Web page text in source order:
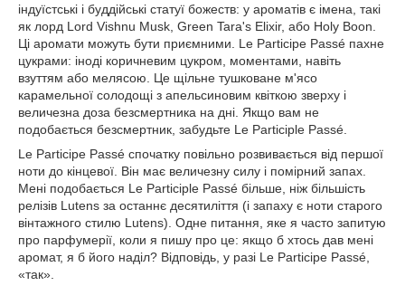
індуїстські і буддійські статуї божеств: у ароматів є імена, такі
як лорд Lord Vishnu Musk, Green Tara's Elixir, або Holy Boon.
Ці аромати можуть бути приємними. Le Participe Passé пахне
цукрами: іноді коричневим цукром, моментами, навіть
взуттям або мелясою. Це щільне тушковане м'ясо
карамельної солодощі з апельсиновим квіткою зверху і
величезна доза безсмертника на дні. Якщо вам не
подобається безсмертник, забудьте Le Participle Passé.
Le Participe Passé спочатку повільно розвивається від першої
ноти до кінцевої. Він має величезну силу і помірний запах.
Мені подобається Le Participle Passé більше, ніж більшість
релізів Lutens за останнє десятиліття (і запаху є ноти старого
вінтажного стилю Lutens). Одне питання, яке я часто запитую
про парфумерії, коли я пишу про це: якщо б хтось дав мені
аромат, я б його наділ? Відповідь, у разі Le Participe Passé,
«так».